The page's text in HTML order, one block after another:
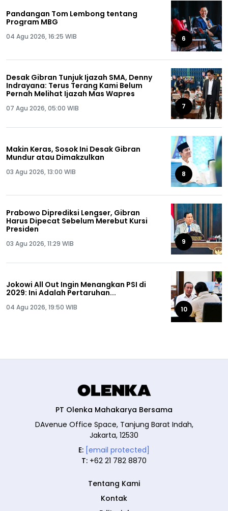
Pandangan Tom Lembong tentang
Program MBG
04 Agu 2026, 16:25 WIB 6
Desak Gibran Tunjuk Ijazah SMA, Denny
Indrayana: Terus Terang Kami Belum
Pernah Melihat Ijazah Mas Wapres
07 Agu 2026, 05:00 WIB 7
Makin Keras, Sosok Ini Desak Gibran
Mundur atau Dimakzulkan
03 Agu 2026, 13:00 WIB 8
Prabowo Diprediksi Lengser, Gibran
Harus Dipecat Sebelum Merebut Kursi
Presiden
03 Agu 2026, 11:29 WIB 9
Jokowi All Out Ingin Menangkan PSI di
2029: Ini Adalah Pertaruhan...
04 Agu 2026, 19:50 WIB 10
PT Olenka Mahakarya Bersama
DAvenue Office Space, Tanjung Barat Indah,
Jakarta, 12530
E: [email protected]
T: +62 21 782 8870
Tentang Kami
Kontak